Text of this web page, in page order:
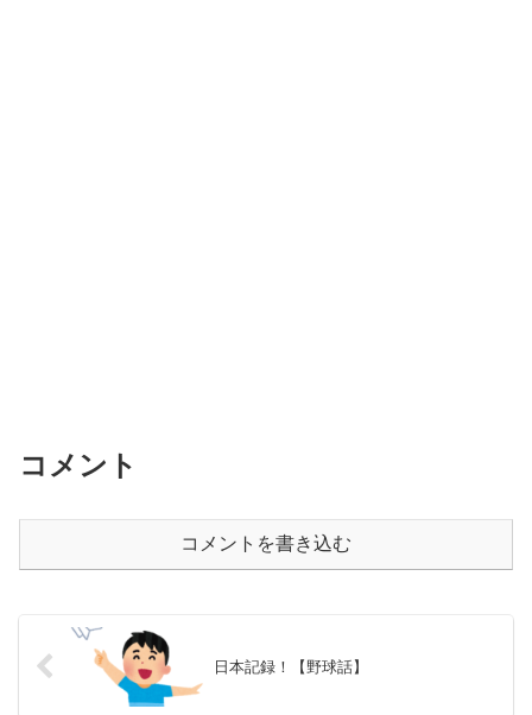
コメント
コメントを書き込む
日本記録！【野球話】